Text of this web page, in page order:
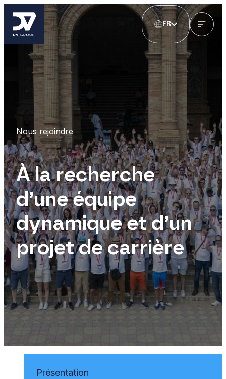
FR
Nous rejoindre
À la recherche
d’une équipe
dynamique et d’un
projet de carrière
Présentation